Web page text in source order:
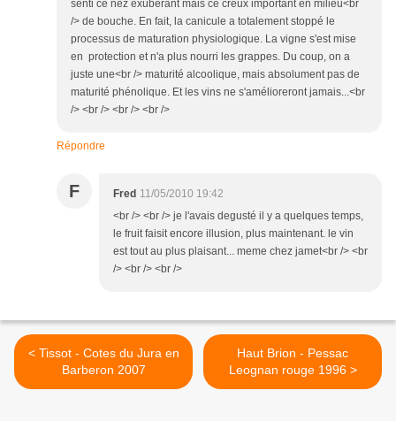
senti ce nez exubérant mais ce creux important en milieu<br
/> de bouche. En fait, la canicule a totalement stoppé le
processus de maturation physiologique. La vigne s'est mise
en protection et n'a plus nourri les grappes. Du coup, on a
juste une<br /> maturité alcoolique, mais absolument pas de
maturité phénolique. Et les vins ne s'amélioreront jamais...<br
/> <br /> <br /> <br />
Répondre
F Fred 11/05/2010 19:42
<br /> <br /> je l'avais degusté il y a quelques temps,
le fruit faisit encore illusion, plus maintenant. le vin
est tout au plus plaisant... meme chez jamet<br /> <br
/> <br /> <br />
< Tissot - Cotes du Jura en
Barberon 2007
Haut Brion - Pessac
Leognan rouge 1996 >